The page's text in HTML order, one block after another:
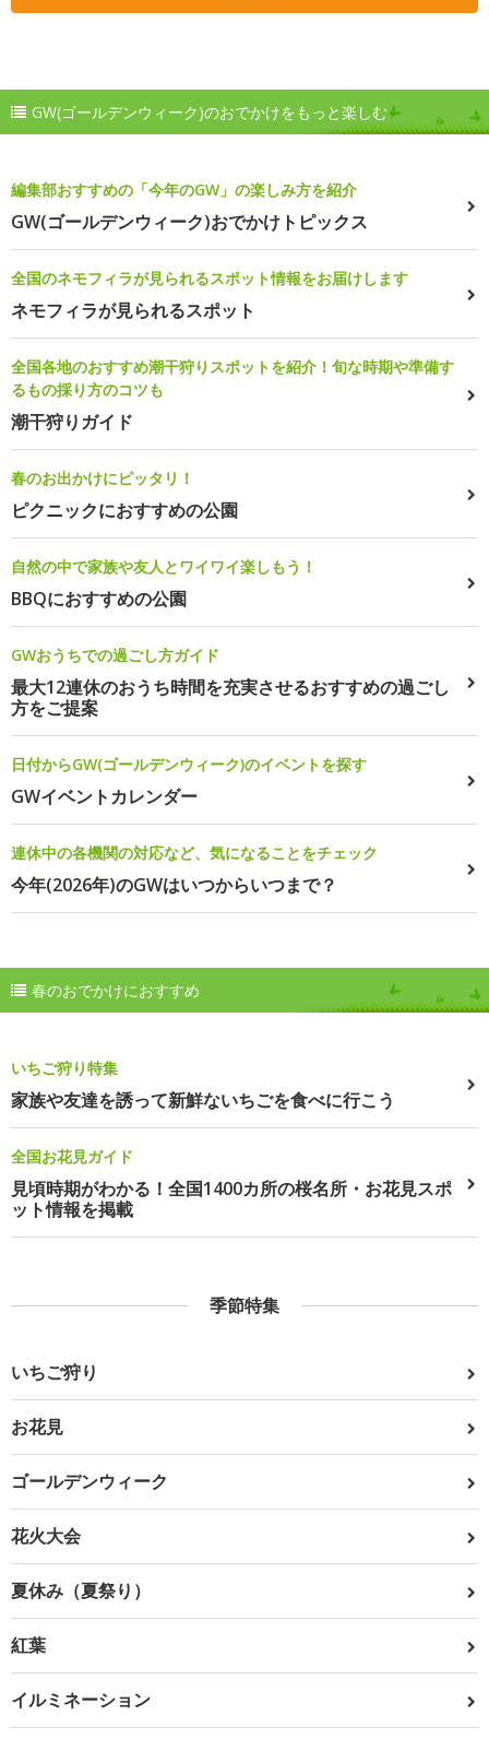
GW(ゴールデンウィーク)のおでかけをもっと楽しむ
編集部おすすめの「今年のGW」の楽しみ方を紹介
GW(ゴールデンウィーク)おでかけトピックス
全国のネモフィラが見られるスポット情報をお届けします
ネモフィラが見られるスポット
全国各地のおすすめ潮干狩りスポットを紹介！旬な時期や準備す
るもの採り方のコツも
潮干狩りガイド
春のお出かけにピッタリ！
ピクニックにおすすめの公園
自然の中で家族や友人とワイワイ楽しもう！
BBQにおすすめの公園
GWおうちでの過ごし方ガイド
最大12連休のおうち時間を充実させるおすすめの過ごし
方をご提案
日付からGW(ゴールデンウィーク)のイベントを探す
GWイベントカレンダー
連休中の各機関の対応など、気になることをチェック
今年(2026年)のGWはいつからいつまで？
春のおでかけにおすすめ
いちご狩り特集
家族や友達を誘って新鮮ないちごを食べに行こう
全国お花見ガイド
見頃時期がわかる！全国1400カ所の桜名所・お花見スポ
ット情報を掲載
季節特集
いちご狩り
お花見
ゴールデンウィーク
花火大会
夏休み（夏祭り）
紅葉
イルミネーション